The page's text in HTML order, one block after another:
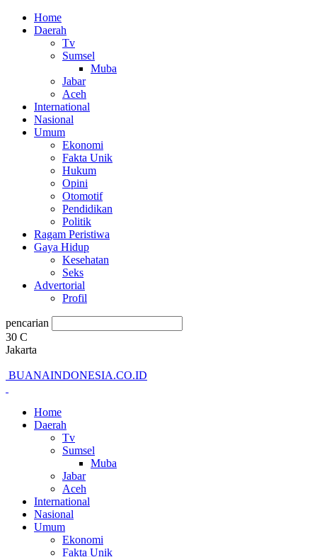
Home
Daerah
Tv
Sumsel
Muba
Jabar
Aceh
International
Nasional
Umum
Ekonomi
Fakta Unik
Hukum
Opini
Otomotif
Pendidikan
Politik
Ragam Peristiwa
Gaya Hidup
Kesehatan
Seks
Advertorial
Profil
pencarian
30 C
Jakarta
BUANAINDONESIA.CO.ID
Home
Daerah
Tv
Sumsel
Muba
Jabar
Aceh
International
Nasional
Umum
Ekonomi
Fakta Unik